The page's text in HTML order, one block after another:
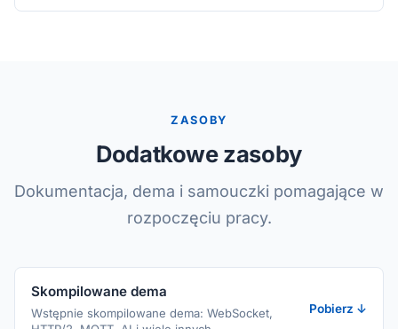
ZASOBY
Dodatkowe zasoby
Dokumentacja, dema i samouczki pomagające w
rozpoczęciu pracy.
Skompilowane dema
Wstępnie skompilowane dema: WebSocket,
Pobierz ↓